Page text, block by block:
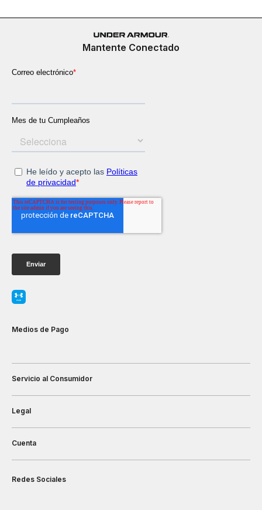
Mantente Conectado
Medios de Pago
Servicio al Consumidor
Legal
Cuenta
Redes Sociales